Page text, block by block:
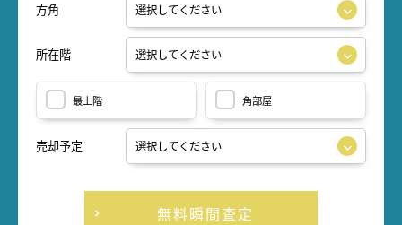
方角
所在階
最上階 角部屋
売却予定
無料瞬間査定